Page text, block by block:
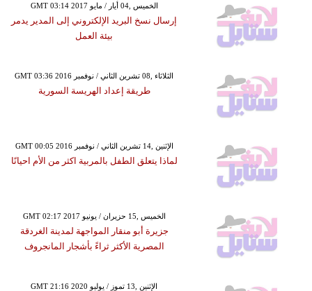
GMT 03:14 2017 الخميس ,04 أيار / مايو
إرسال نسخ البريد الإلكتروني إلى المدير يدمر
بيئة العمل
GMT 03:36 2016 الثلاثاء ,08 تشرين الثاني / نوفمبر
طريقة إعداد الهريسة السورية
GMT 00:05 2016 الإثنين ,14 تشرين الثاني / نوفمبر
لماذا يتعلق الطفل بالمربية اكثر من الأم احيانًا
GMT 02:17 2017 الخميس ,15 حزيران / يونيو
جزيرة أبو منقار المواجهة لمدينة الغردقة
المصرية الأكثر ثراءً بأشجار المانجروف
GMT 21:16 2020 الإثنين ,13 تموز / يوليو